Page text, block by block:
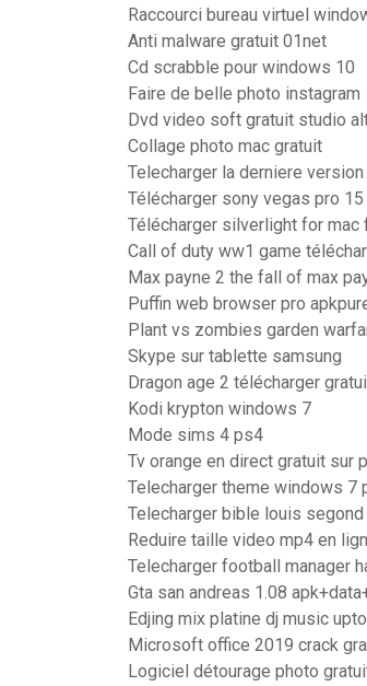
Raccourci bureau virtuel
Anti malware gratuit 01net
Cd scrabble pour windows 10
Faire de belle photo instagram
Dvd video soft gratuit studio
Collage photo mac gratuit
Telecharger la derniere
Télécharger sony vegas pro
Télécharger silverlight for mac
Call of duty ww1 game
Max payne 2 the fall of max
Puffin web browser pro
Plant vs zombies garden
Skype sur tablette samsung
Dragon age 2 télécharger
Kodi krypton windows 7
Mode sims 4 ps4
Tv orange en direct gratuit sur
Telecharger theme windows 7
Telecharger bible louis
Reduire taille video mp4 en
Telecharger football manager
Gta san andreas 1.08
Edjing mix platine dj music
Microsoft office 2019 crack
Logiciel détourage photo